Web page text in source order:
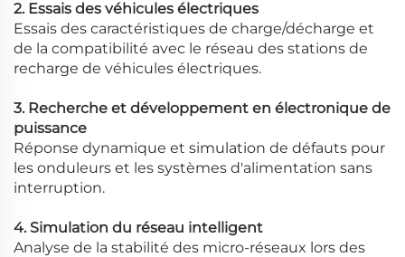
2. Essais des véhicules électriques
Essais des caractéristiques de charge/décharge et
de la compatibilité avec le réseau des stations de
recharge de véhicules électriques.
3. Recherche et développement en électronique de
puissance
Réponse dynamique et simulation de défauts pour
les onduleurs et les systèmes d'alimentation sans
interruption.
4. Simulation du réseau intelligent
Analyse de la stabilité des micro-réseaux lors des